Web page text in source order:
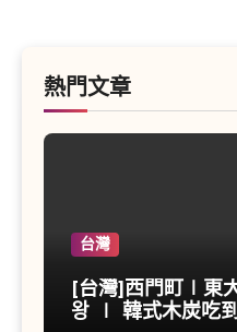
熱門文章
台灣
[台灣]西門町∣東
왕 ∣ 韓式木炭吃